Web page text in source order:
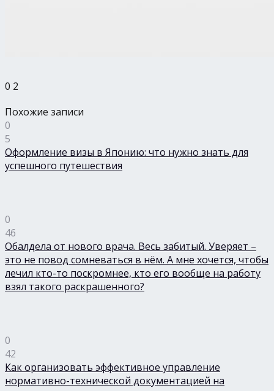
0 2
Похожие записи
0
5
Оформление визы в Японию: что нужно знать для
успешного путешествия
0
46
Обалдела от нового врача. Весь забитый. Уверяет –
это не повод сомневаться в нём. А мне хочется, чтобы
лечил кто-то поскромнее, кто его вообще на работу
взял такого раскрашенного?
0
42
Как организовать эффективное управление
нормативно-технической документацией на